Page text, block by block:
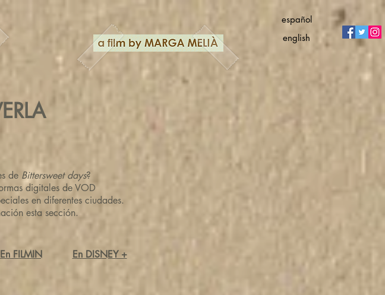
english
español
de Bittersweet days?
digitales de VOD
en diferentes ciudades.
esta sección.
En FILMIN En DISNEY +